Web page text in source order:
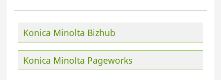
Konica Minolta Bizhub
Konica Minolta Pageworks